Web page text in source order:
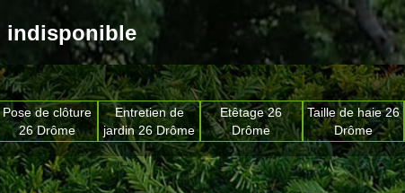
indisponible
Pose de clôture
26 Drôme
Entretien de
jardin 26 Drôme
Etêtage 26
Drôme
Taille de haie 26
Drôme